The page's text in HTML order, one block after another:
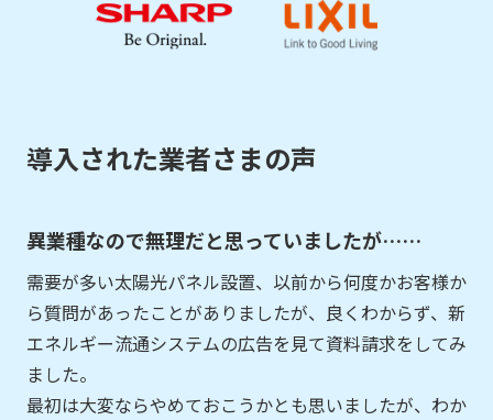
導入された業者さまの声
異業種なので無理だと思っていましたが……
需要が多い太陽光パネル設置、以前から何度かお客様か
ら質問があったことがありましたが、良くわからず、新
エネルギー流通システムの広告を見て資料請求をしてみ
ました。
最初は大変ならやめておこうかとも思いましたが、わか